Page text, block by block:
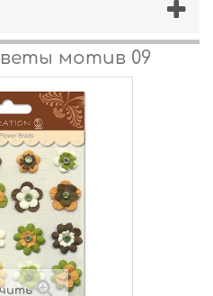
мотив 09